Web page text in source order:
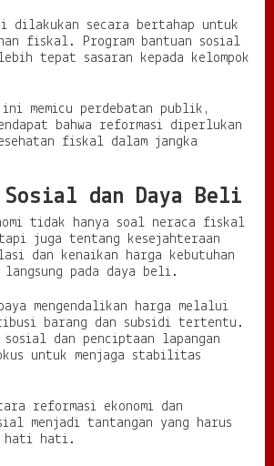
dilakukan secara bertahap untuk
fiskal. Program bantuan sosial
tepat sasaran kepada kelompok
memicu perdebatan publik,
bahwa reformasi diperlukan
fiskal dalam jangka
Sosial dan Daya Beli
tidak hanya soal neraca fiskal
juga tentang kesejahteraan
dan kenaikan harga kebutuhan
langsung pada daya beli.
mengendalikan harga melalui
barang dan subsidi tertentu.
sosial dan penciptaan lapangan
untuk menjaga stabilitas
reformasi ekonomi dan
menjadi tantangan yang harus
hati hati.